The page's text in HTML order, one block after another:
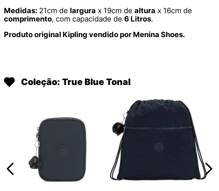
Medidas: 21cm de largura x 19cm de altura x 16cm de
comprimento, com capacidade de 6 Litros.
Produto original Kipling vendido por Menina Shoes.
Coleção: True Blue Tonal